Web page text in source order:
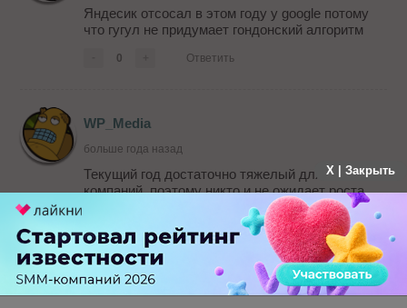
Яндесик отсосал в этом году у google потому
что гугул не придумает гондонский алгоритм
0 Ответить
WP_Media
больше года назад
Текущий год достаточно тяжелый для всех
компаний, поэтому никто и не ожидает роста.
Показатели достаточно хорошие и
оптимистичные. К тому же сейчас в Яндекса
происходят изменения и появляются новые
проекты. Уверена, что следующее полугодие
покажет лучшие результаты за полугодие.
X | Закрыть